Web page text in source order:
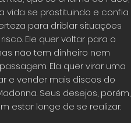
vida se prostituindo e confia
para driblar situações
Ele quer voltar para o
não tem dinheiro nem
Ela quer virar uma
e vender mais discos do
Seus desejos, porém,
estar longe de se realizar.